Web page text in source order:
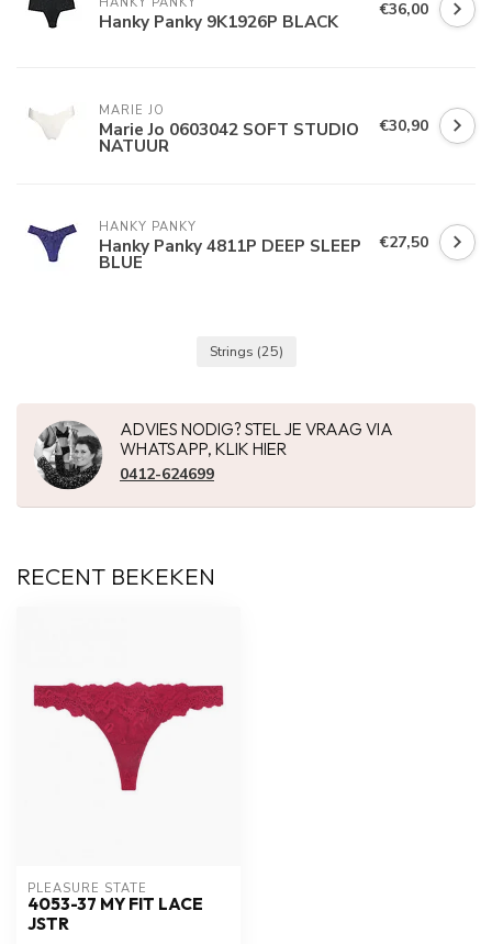
Hanky Panky 9K1926P BLACK €36,00
MARIE JO
Marie Jo 0603042 SOFT STUDIO
NATUUR
€30,90
HANKY PANKY
Hanky Panky 4811P DEEP SLEEP
BLUE
€27,50
Strings (25)
ADVIES NODIG? STEL JE VRAAG VIA
WHATSAPP, KLIK HIER
0412-624699
RECENT BEKEKEN
PLEASURE STATE
4053-37 MY FIT LACE
JSTR